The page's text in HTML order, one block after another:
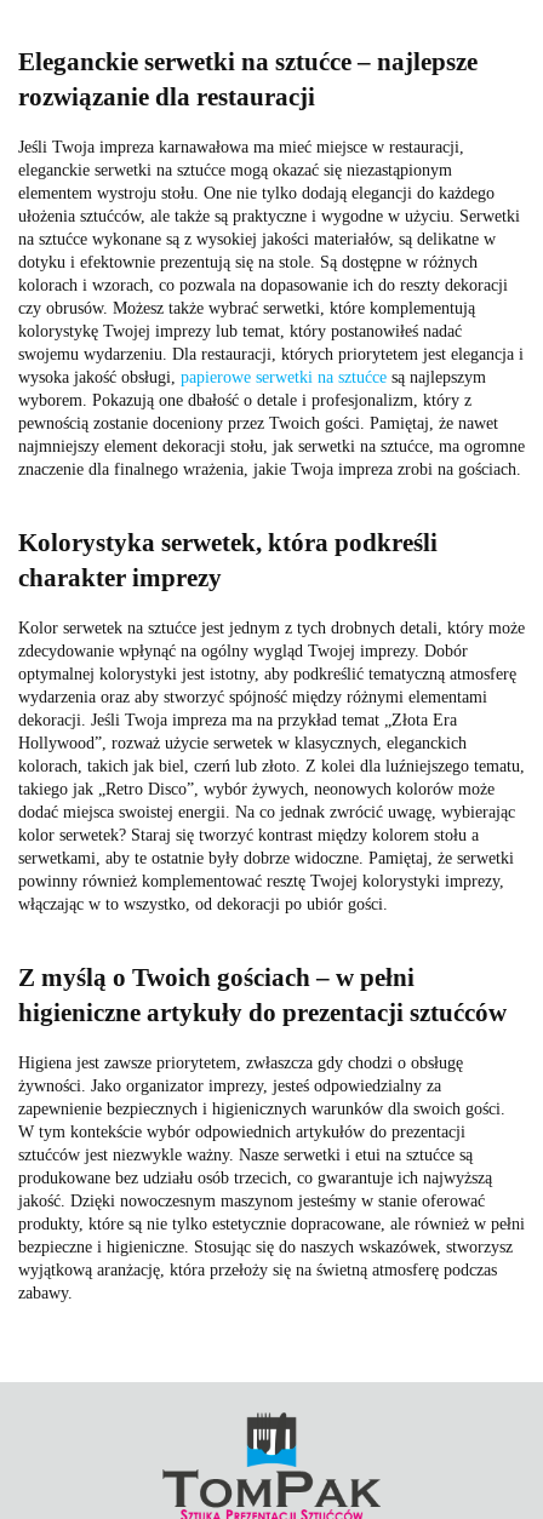
Eleganckie serwetki na sztućce – najlepsze
rozwiązanie dla restauracji
Jeśli Twoja impreza karnawałowa ma mieć miejsce w restauracji,
eleganckie serwetki na sztućce mogą okazać się niezastąpionym
elementem wystroju stołu. One nie tylko dodają elegancji do każdego
ułożenia sztućców, ale także są praktyczne i wygodne w użyciu. Serwetki
na sztućce wykonane są z wysokiej jakości materiałów, są delikatne w
dotyku i efektownie prezentują się na stole. Są dostępne w różnych
kolorach i wzorach, co pozwala na dopasowanie ich do reszty dekoracji
czy obrusów. Możesz także wybrać serwetki, które komplementują
kolorystykę Twojej imprezy lub temat, który postanowiłeś nadać
swojemu wydarzeniu. Dla restauracji, których priorytetem jest elegancja i
wysoka jakość obsługi, papierowe serwetki na sztućce są najlepszym
wyborem. Pokazują one dbałość o detale i profesjonalizm, który z
pewnością zostanie doceniony przez Twoich gości. Pamiętaj, że nawet
najmniejszy element dekoracji stołu, jak serwetki na sztućce, ma ogromne
znaczenie dla finalnego wrażenia, jakie Twoja impreza zrobi na gościach.
Kolorystyka serwetek, która podkreśli
charakter imprezy
Kolor serwetek na sztućce jest jednym z tych drobnych detali, który może
zdecydowanie wpłynąć na ogólny wygląd Twojej imprezy. Dobór
optymalnej kolorystyki jest istotny, aby podkreślić tematyczną atmosferę
wydarzenia oraz aby stworzyć spójność między różnymi elementami
dekoracji. Jeśli Twoja impreza ma na przykład temat „Złota Era
Hollywood”, rozważ użycie serwetek w klasycznych, eleganckich
kolorach, takich jak biel, czerń lub złoto. Z kolei dla luźniejszego tematu,
takiego jak „Retro Disco”, wybór żywych, neonowych kolorów może
dodać miejsca swoistej energii. Na co jednak zwrócić uwagę, wybierając
kolor serwetek? Staraj się tworzyć kontrast między kolorem stołu a
serwetkami, aby te ostatnie były dobrze widoczne. Pamiętaj, że serwetki
powinny również komplementować resztę Twojej kolorystyki imprezy,
włączając w to wszystko, od dekoracji po ubiór gości.
Z myślą o Twoich gościach – w pełni
higieniczne artykuły do prezentacji sztućców
Higiena jest zawsze priorytetem, zwłaszcza gdy chodzi o obsługę
żywności. Jako organizator imprezy, jesteś odpowiedzialny za
zapewnienie bezpiecznych i higienicznych warunków dla swoich gości.
W tym kontekście wybór odpowiednich artykułów do prezentacji
sztućców jest niezwykle ważny. Nasze serwetki i etui na sztućce są
produkowane bez udziału osób trzecich, co gwarantuje ich najwyższą
jakość. Dzięki nowoczesnym maszynom jesteśmy w stanie oferować
produkty, które są nie tylko estetycznie dopracowane, ale również w pełni
bezpieczne i higieniczne. Stosując się do naszych wskazówek, stworzysz
wyjątkową aranżację, która przełoży się na świetną atmosferę podczas
zabawy.